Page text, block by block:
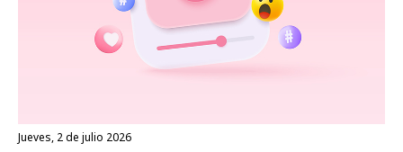
jueves, 2 de julio 2026